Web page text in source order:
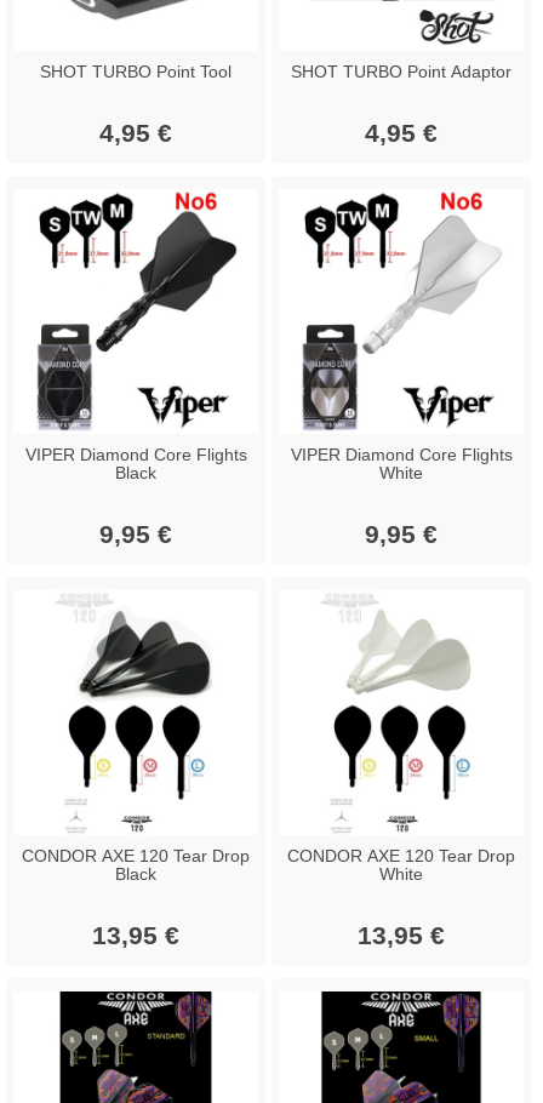
SHOT TURBO Point Tool
4,95 €
SHOT TURBO Point Adaptor
4,95 €
VIPER Diamond Core Flights
Black
9,95 €
VIPER Diamond Core Flights
White
9,95 €
CONDOR AXE 120 Tear Drop
Black
13,95 €
CONDOR AXE 120 Tear Drop
White
13,95 €